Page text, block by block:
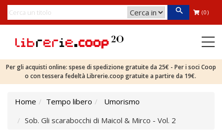
(0)
Per gli acquisti online: spese di spedizione gratuite da 25€ - Per i soci Coop
o con tessera fedeltà Librerie.coop gratuite a partire da 19€.
Home Tempo libero
Umorismo
Sob. Gli scarabocchi di Maicol & Mirco - Vol. 2